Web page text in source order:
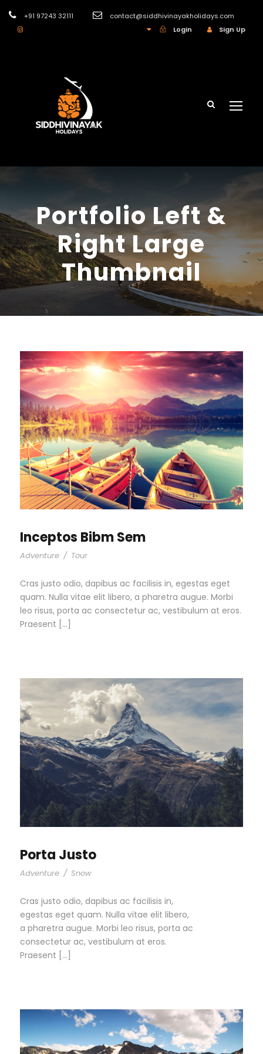
+91 97243 32111
contact@siddhivinayakholidays.com
Login
Sign Up
Portfolio Left &
Right Large
Thumbnail
Inceptos Bibm Sem
Adventure / Tour
Cras justo odio, dapibus ac facilisis in, egestas eget
quam. Nulla vitae elit libero, a pharetra augue. Morbi
leo risus, porta ac consectetur ac, vestibulum at eros.
Praesent […]
Porta Justo
Adventure / Snow
Cras justo odio, dapibus ac facilisis in,
egestas eget quam. Nulla vitae elit libero,
a pharetra augue. Morbi leo risus, porta ac
consectetur ac, vestibulum at eros.
Praesent […]